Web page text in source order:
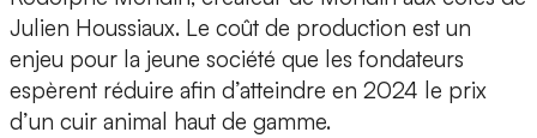
Julien Houssiaux. Le coût de production est un
enjeu pour la jeune société que les fondateurs
espèrent réduire afin d’atteindre en 2024 le prix
d’un cuir animal haut de gamme.